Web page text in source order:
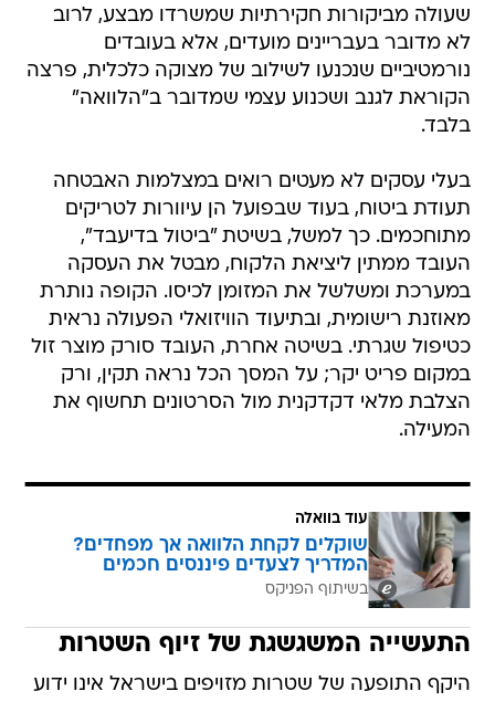
שעולה מביקורות חקירתיות שמשרדו מבצע, לרוב
לא מדובר בעבריינים מועדים, אלא בעובדים
נורמטיביים שנכנעו לשילוב של מצוקה כלכלית, פרצה
הקוראת לגנב ושכנוע עצמי שמדובר ב"הלוואה"
בלבד.
בעלי עסקים לא מעטים רואים במצלמות האבטחה
תעודת ביטוח, בעוד שבפועל הן עיוורות לטריקים
מתוחכמים. כך למשל, בשיטת "ביטול בדיעבד",
העובד ממתין ליציאת הלקוח, מבטל את העסקה
במערכת ומשלשל את המזומן לכיסו. הקופה נותרת
מאוזנת רישומית, ובתיעוד הוויזואלי הפעולה נראית
כטיפול שגרתי. בשיטה אחרת, העובד סורק מוצר זול
במקום פריט יקר; על המסך הכל נראה תקין, ורק
הצלבת מלאי דקדקנית מול הסרטונים תחשוף את
המעילה.
עוד בוואלה
שוקלים לקחת הלוואה אך מפחדים?
המדריך לצעדים פיננסים חכמים
בשיתוף הפניקס
התעשייה המשגשגת של זיוף השטרות
היקף התופעה של שטרות מזויפים בישראל אינו ידוע